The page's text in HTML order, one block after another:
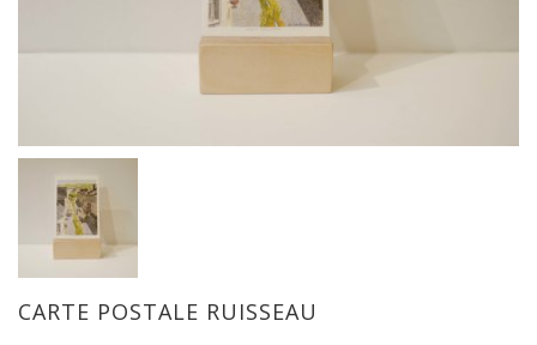
CARTE POSTALE RUISSEAU